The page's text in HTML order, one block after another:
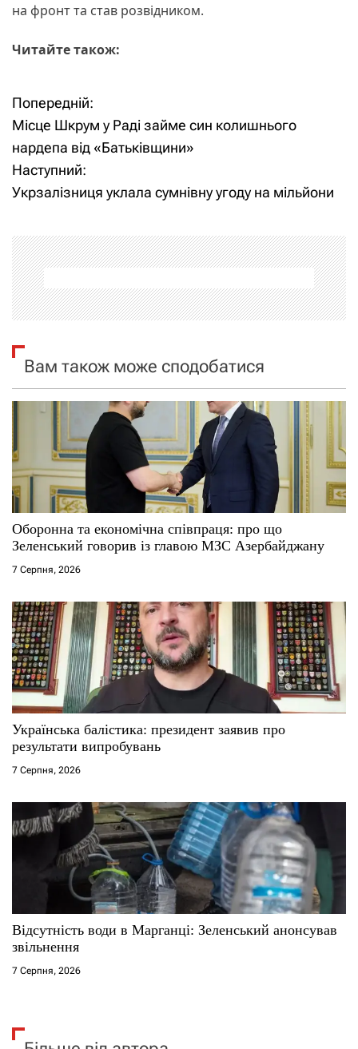
на фронт та став розвідником.
Читайте також:
Н
а
в
г
а
ц
і
я
з
а
п
и
с
в
Попередній:
Місце Шкрум у Раді займе син колишнього
нардепа від «Батьківщини»
Наступний:
Укрзалізниця уклала сумнівну угоду на мільйони
Вам також може сподобатися
Оборонна та економічна співпраця: про що
Зеленський говорив із главою МЗС Азербайджану
7 Серпня, 2026
Українська балістика: президент заявив про
результати випробувань
7 Серпня, 2026
Відсутність води в Марганці: Зеленський анонсував
звільнення
7 Серпня, 2026